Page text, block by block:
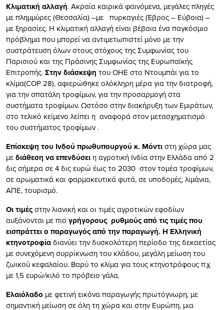
Κλιματική αλλαγή. Ακραία καιρικά φαινόμενα, μεγάλες πληγές
με πλημμύρες (Θεσσαλία) –με πυρκαγιές (Έβρος – Εύβοια) –
με ξηρασίες. Η κλιματική αλλαγή είναι βέβαια ένα παγκόσμιο
πρόβλημα που μπορεί να αντιμετωπιστεί μόνο με την
συστράτευση όλων στους στόχους της Συμφωνίας του
Παρισιού και της Πράσινης Συμφωνίας της Ευρωπαϊκής
Επιτροπής.Στην διάσκεψη του ΟΗΕ στο Ντουμπάι για το
κλίμα(COP 28), αφιερώθηκε ολόκληρη μέρα για την διατροφή,
για την σπατάλη τροφίμων, για την προσαρμογή στα
συστήματα τροφίμων. Ωστόσο στην διακήρυξη των Εμιράτων,
στο τελικό κείμενο λείπει η αναφορά στον μετασχηματισμό
του συστήματος τροφίμων .
Επίσκεψη του Ινδού πρωθυπουργού κ. Μόντιστη χώρα μας
μεδιάθεση να επενδύσει η αγροτική Ινδία στην Ελλάδα από 2
δις σήμερα σε 4 δις ευρώ έως το 2030 στον τομέα τροφίμων,
σε αρωματικά και φαρμακευτικά φυτά, σε υποδομές, λιμάνια,
ΑΠΕ, τουρισμό.
Οι τιμέςστην λιανική και οι τιμές αγροτικών εφοδίων
αυξάνονται με πιο γρήγορους ρυθμούς από τις τιμές που
εισπράττει ο παραγωγός από την παραγωγή. Η Ελληνική
κτηνοτροφίαδιανύει την δυσκολότερη περίοδο της δεκαετίας
με συνεχόμενη συρρίκνωση του κλάδου, μεγάλη μείωση του
ζωικού κεφαλαίου. Βαρύ το κλίμα για τους κτηνοτρόφους π.χ.
με 1,5 ευρώ/κιλό το πρόβειο γάλα.
Ελαιόλαδο με φετινή εικόνα παραγωγής πρωτόγνωρη, με
σημαντική μείωση σε όλη τη χώρα και στην Ευρώπη, μια